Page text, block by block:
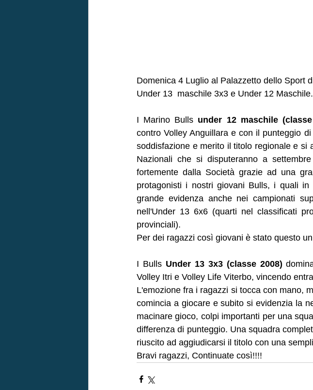
Domenica 4 Luglio al Palazzetto dello Sport
Under 13  maschile 3x3 e Under 12 Maschile.
I Marino Bulls under 12 maschile (classe
contro Volley Anguillara e con il punteggio
soddisfazione e merito il titolo regionale e si
Nazionali che si disputeranno a
fortemente dalla Società grazie ad una
protagonisti i nostri giovani Bulls, i quali
grande evidenza anche nei campionati
nell'Under 13 6x6 (quarti nel classificati
provinciali).
Per dei ragazzi così giovani è stato questo
I Bulls Under 13 3x3 (classe 2008)
Volley Itri e Volley Life Viterbo, vincendo
L'emozione fra i ragazzi si tocca con mano,
comincia a giocare e subito si evidenzia la
macinare gioco, colpi importanti per una
differenza di punteggio. Una squadra
riuscito ad aggiudicarsi il titolo con una
Bravi ragazzi, Continuate così!!!!